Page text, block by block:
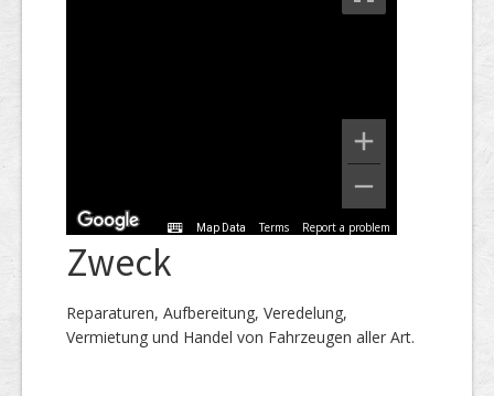
Map Data Terms Report a problem
Zweck
Reparaturen, Aufbereitung, Veredelung,
Vermietung und Handel von Fahrzeugen aller Art.